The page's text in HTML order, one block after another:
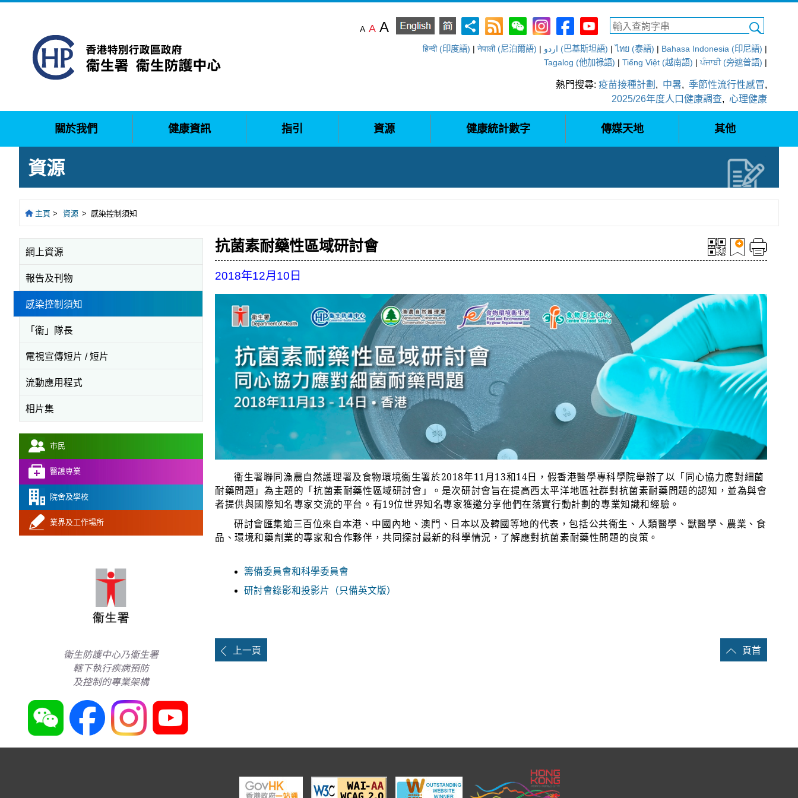
A A A
हिन्दी (印度語) | नेपाली (尼泊爾語) | اردو (巴基斯坦語) |ไทย (泰語) | Bahasa Indonesia (印尼語) |
Tagalog (他加祿語) | Tiếng Việt (越南語) |ਪੰਜਾਬੀ (旁遮普語) |
熱門搜尋: 疫苗接種計劃 , 中暑, 季節性流行性感冒,
2025/26年度人口健康調查, 心理健康
關於我們 健康資訊 指引 資源 健康統計數字 傳媒天地 其他
資源
主頁 > 資源 > 感染控制須知
抗菌素耐藥性區域研討會
2018年12月10日
衞生署聯同漁農自然護理署及食物環境衞生署於2018年11月13和14日，假香港醫學專科學院舉辦了以「同心協力應對細菌
耐藥問題」為主題的「抗菌素耐藥性區域研討會」。是次研討會旨在提高西太平洋地區社群對抗菌素耐藥問題的認知，並為與會
者提供與國際知名專家交流的平台。有19位世界知名專家獲邀分享他們在落實行動計劃的專業知識和經驗。
研討會匯集逾三百位來自本港、中國內地、澳門、日本以及韓國等地的代表，包括公共衞生、人類醫學、獸醫學、農業、食
品、環境和藥劑業的專家和合作夥伴，共同探討最新的科學情況，了解應對抗菌素耐藥性問題的良策。
籌備委員會和科學委員會
研討會錄影和投影片（只備英文版）
上一頁 頁首
網上資源
報告及刊物
感染控制須知
「衞」隊長
電視宣傳短片 / 短片
流動應用程式
相片集
市民
醫護專業
院舍及學校
業界及工作場所
衞生防護中心乃衞生署
轄下執行疾病預防
及控制的專業架構